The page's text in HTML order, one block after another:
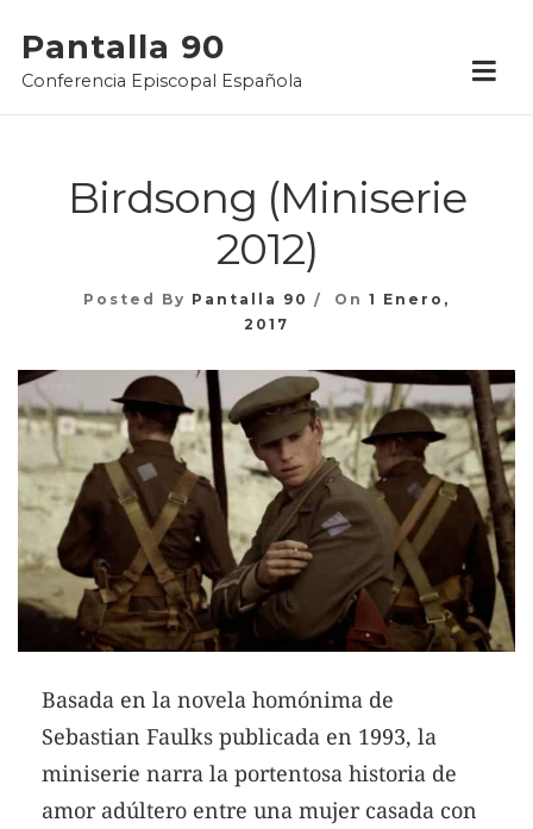
content
Pantalla 90
Conferencia Episcopal Española
Birdsong (Miniserie
2012)
Posted By Pantalla 90 On 1 Enero,
2017
Basada en la novela homónima de
Sebastian Faulks publicada en 1993, la
miniserie narra la portentosa historia de
amor adúltero entre una mujer casada con